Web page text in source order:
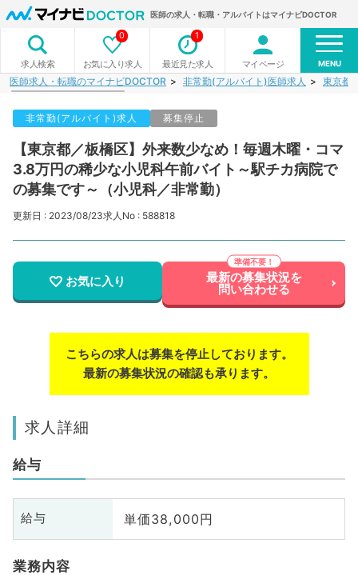
医師の求人・転職・アルバイトはマイナビDOCTOR
求人検索 お気に入り求人
0
最近見た求人
1
マイページ MENU
医師求人・転職のマイナビDOCTOR 非常勤(アルバイト)医師求人 東京都
非常勤(アルバイト)求人 募集停止
【東京都／板橋区】外来数少なめ！毎週木曜・コマ
3.8万円の稀少な小児科午前バイト～駅チカ病院で
の募集です～（小児科／非常勤）
更新日 : 2023/08/23求人No : 588818
お気に入り 最新の募集状況を
問い合わせる
こちらの求人は募集を停止しております。
最新の募集状況の確認も承ります。
求人詳細
給与
給与 単価38,000円
業務内容